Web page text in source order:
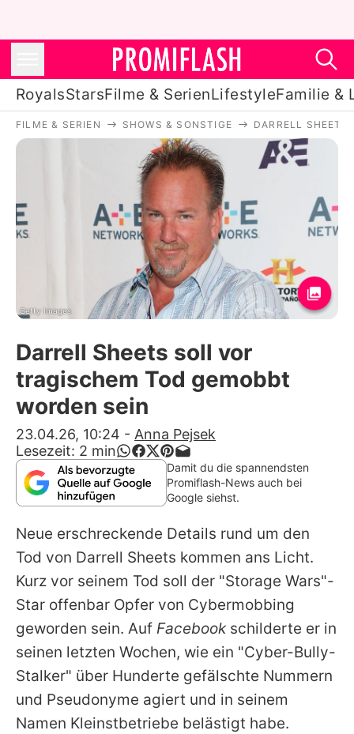
RoyalsStarsFilme & SerienLifestyleFamilie &
Royals
Stars
Filme & Serien
Lifestyle
Familie & Liebe
Promiflash Exklusiv
Alle Themen auf Promiflash
App runterladen
Team
Redaktionelle Richtlinien
Impressum
Datenschutzerklärung
Nutzungsbedingungen
Utiq verwalten
FILME & SERIEN SHOWS & SONSTIGE DARRELL
Getty Images
Darrell Sheets soll vor
tragischem Tod gemobbt
worden sein
23.04.26, 10:24 - Anna Pejsek
Lesezeit: 2 min
Damit du die spannendsten
Promiflash-News auch bei
Google siehst.
Neue erschreckende Details rund um den
Tod von Darrell Sheets kommen ans Licht.
Kurz vor seinem Tod soll der "Storage Wars"-
Star offenbar Opfer von Cybermobbing
geworden sein. Auf Facebookschilderte er in
seinen letzten Wochen, wie ein "Cyber-Bully-
Stalker" über Hunderte gefälschte Nummern
und Pseudonyme agiert und in seinem
Namen Kleinstbetriebe belästigt habe.